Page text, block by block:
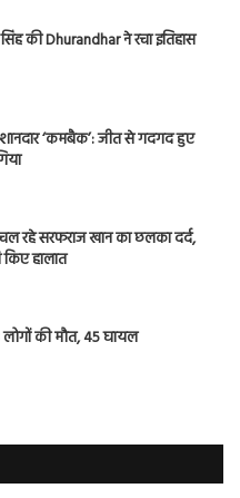
की Dhurandhar ने रचा इतिहास
शानदार ‘कमबैक’: जीत से गदगद हुए
चल रहे सरफराज खान का छलका दर्द,
किए हालात
की मौत, 45 घायल